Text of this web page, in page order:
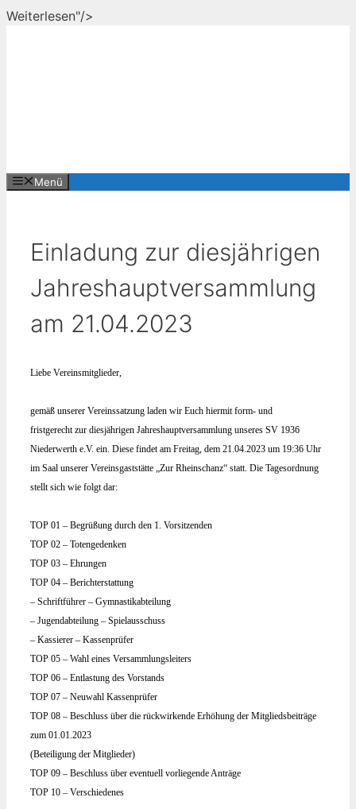
Weiterlesen"/>
Menü
Einladung zur diesjährigen
Jahreshauptversammlung
am 21.04.2023
Liebe Vereinsmitglieder,
gemäß unserer Vereinssatzung laden wir Euch hiermit form- und
fristgerechtzur diesjährigen Jahreshauptversammlung unseres SV 1936
Niederwerth e.V. ein. Diese findet am Freitag, dem 21.04.2023 um 19:36 Uhr
im Saal unserer Vereinsgaststätte „Zur Rheinschanz“ statt. Die Tagesordnung
stellt sich wie folgt dar:
TOP 01 – Begrüßung durch den 1. Vorsitzenden
TOP 02 – Totengedenken
TOP 03 – Ehrungen
TOP 04 – Berichterstattung
– Schriftführer – Gymnastikabteilung
– Jugendabteilung – Spielausschuss
– Kassierer – Kassenprüfer
TOP 05 – Wahl eines Versammlungsleiters
TOP 06 – Entlastung des Vorstands
TOP 07 – Neuwahl Kassenprüfer
TOP 08 – Beschluss über die rückwirkende Erhöhung der Mitgliedsbeiträge
zum 01.01.2023
(Beteiligung der Mitglieder)
TOP 09 – Beschluss über eventuell vorliegende Anträge
TOP 10 – Verschiedenes